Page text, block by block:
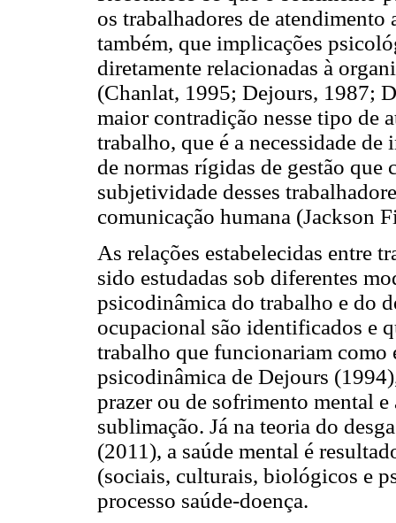
os trabalhadores de
também, que implicações
diretamente relacionadas à
(Chanlat, 1995; Dejours, 1987;
maior contradição nesse tipo de
trabalho, que é a necessidade
de normas rígidas de gestão que
subjetividade desses
comunicação humana (Jackson
As relações estabelecidas entre
sido estudadas sob diferentes
psicodinâmica do trabalho e do
ocupacional são identificados e
trabalho que funcionariam como
psicodinâmica de Dejours
prazer ou de sofrimento mental
sublimação. Já na teoria do
(2011), a saúde mental é
(sociais, culturais, biológicos e
processo saúde-doença.